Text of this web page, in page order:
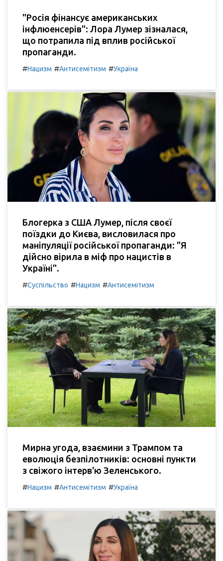
"Росія фінансує американських
інфлюенсерів": Лора Лумер зізналася,
що потрапила під вплив російської
пропаганди.
#Нацизм #Антисемітизм #Україна
Блогерка з США Лумер, після своєї
поїздки до Києва, висловилася про
маніпуляції російської пропаганди: "Я
дійсно вірила в міф про нацистів в
Україні".
#Суспільство #Нацизм #Антисемітизм
Мирна угода, взаємини з Трампом та
еволюція безпілотників: основні пункти
з свіжого інтерв'ю Зеленського.
#Нацизм #Антисемітизм #Україна